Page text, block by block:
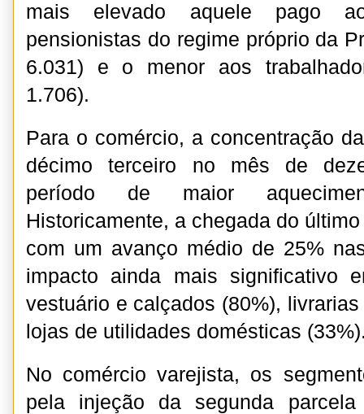
mais elevado aquele pago
pensionistas do regime próprio da
6.031) e o menor aos
1.706).
Para o comércio, a concentração
décimo terceiro no mês de
período de maior
Historicamente, a chegada do
com um avanço médio de 25%
impacto ainda mais significativo
vestuário e calçados (80%),
lojas de utilidades domésticas
No comércio varejista, os
pela injeção da segunda